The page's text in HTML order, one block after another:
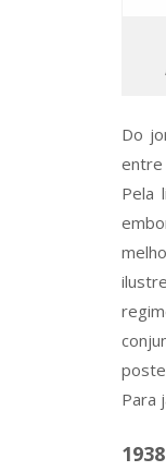
Do
entre
Pela
Para
1938